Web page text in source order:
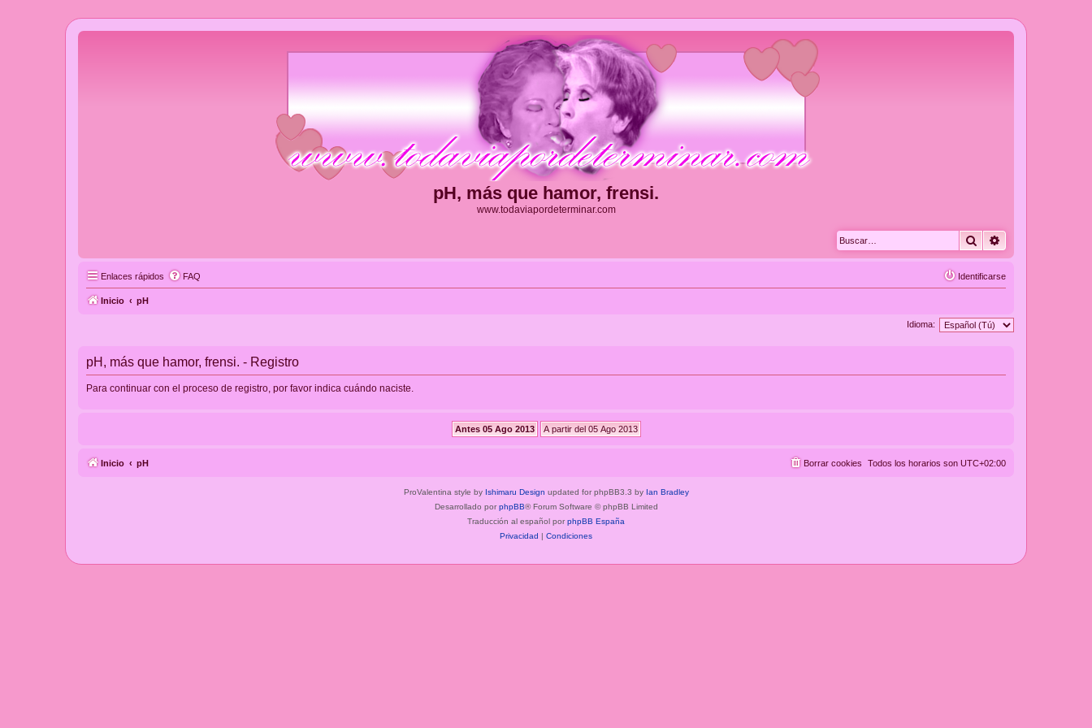
pH, más que hamor, frensi.
www.todaviapordeterminar.com
Buscar
Enlaces rápidos FAQ Identificarse
Inicio pH
Idioma:
pH, más que hamor, frensi. - Registro
Para continuar con el proceso de registro, por favor indica cuándo naciste.
Inicio pH Todos los horarios son UTC+02:00
Borrar cookies
ProValentina style by Ishimaru Design updated for phpBB3.3 by Ian Bradley
Desarrollado por phpBB® Forum Software © phpBB Limited
Traducción al español por phpBB España
Privacidad | Condiciones